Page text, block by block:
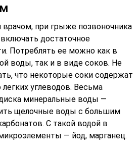
Следует следить за водным
поглощаемой жидкости
чем количество
учитываться и
— при гипертонии, к
противопоказано.
ткани организму нужен
относящееся к группе
является